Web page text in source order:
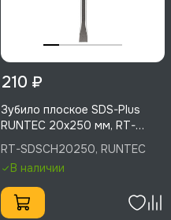
210 ₽
Зубило плоское SDS-Plus
RUNTEC 20x250 мм, RT-
SDSCH20250
RT-SDSCH20250, RUNTEC
В наличии